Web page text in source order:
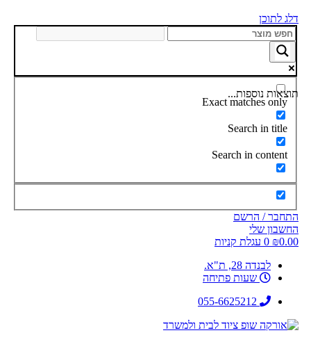
דלג לתוכן
תוצאות נוספות...
Exact matches only
Search in title
Search in content
התחבר / הרשם
החשבון שלי
₪0.00
0 עגלת קניות
לבנדה 28, ת"א.
שעות פתיחה
055-6625212